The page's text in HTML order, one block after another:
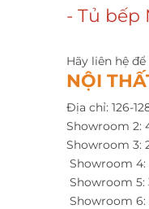
- Tủ bếp
Hãy liên hệ
NỘI
Địa chỉ: 126-
Showroom 2:
Showroom 3:
Showroom 4:
Showroom 5:
Showroom 6: